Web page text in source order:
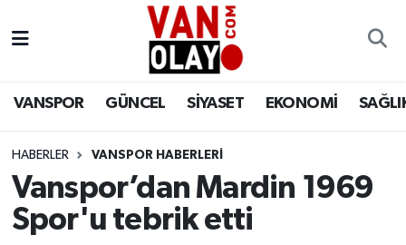
VANSPOR GÜNCEL SİYASET EKONOMİ
HABERLER VANSPOR HABERLERİ
Vanspor’dan Mardin 1969
Spor'u tebrik etti
Siyaset
Ekonomi
Van Nöbetçi Eczaneler
Van Namaz Vakitleri
Van Trafik Yoğunluk Haritası